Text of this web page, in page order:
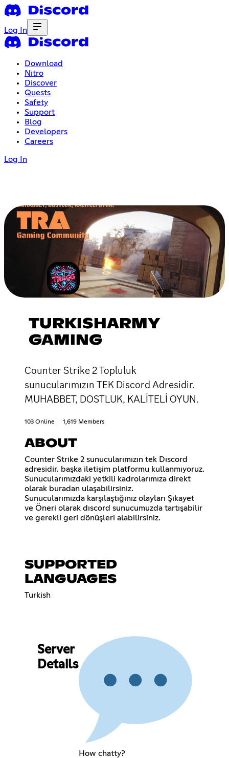
Log In
Download
Nitro
Discover
Quests
Safety
Support
Blog
Developers
Careers
Log In
TURKISHARMY
GAMING
Counter Strike 2 Topluluk
sunucularımızın TEK Discord Adresidir.
MUHABBET, DOSTLUK, KALİTELİ OYUN.
103 Online 1,619 Members
ABOUT
Counter Strike 2 sunucularımızın tek Dıscord
adresidir. başka iletişim platformu kullanmıyoruz.
Sunucularımızdaki yetkili kadrolarımıza direkt
olarak buradan ulaşabilirsiniz.
Sunucularımızda karşılaştığınız olayları Şikayet
ve Öneri olarak dıscord sunucumuzda tartışabilir
ve gerekli geri dönüşleri alabilirsiniz.
SUPPORTED
LANGUAGES
Turkish
Server
Details
How chatty?